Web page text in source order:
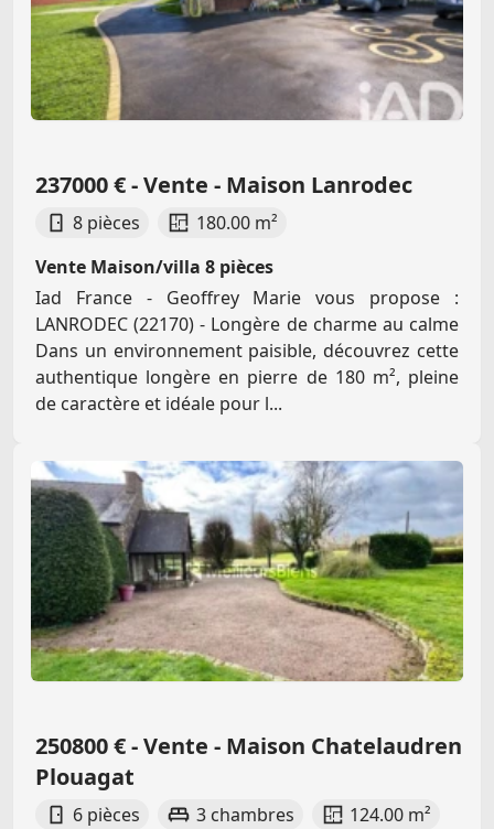
237000 € - Vente - Maison Lanrodec
8 pièces
180.00 m²
Vente Maison/villa 8 pièces
Iad France - Geoffrey Marie vous propose :
LANRODEC (22170) - Longère de charme au calme
Dans un environnement paisible, découvrez cette
authentique longère en pierre de 180 m², pleine
de caractère et idéale pour l...
250800 € - Vente - Maison Chatelaudren
Plouagat
6 pièces 3 chambres
124.00 m²